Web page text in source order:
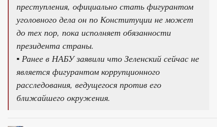
преступления, официально стать фигурантом
уголовного дела он по Конституции не может
до тех пор, пока исполняет обязанности
президента страны.
▪️ Ранее в НАБУ заявили что Зеленский сейчас не
является фигурантом коррупционного
расследования, ведущегося против его
ближайшего окружения.